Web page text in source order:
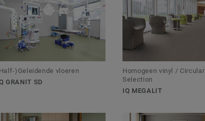
)Geleidende vloeren
GRANIT SD
Homogeen vinyl / Circular
Selection
IQ MEGALIT